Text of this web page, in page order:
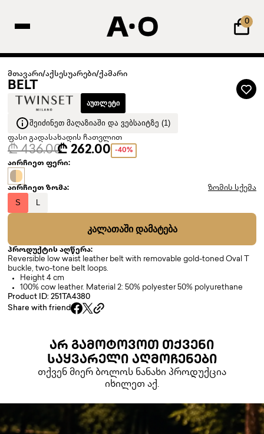
0
მთავარი/აქსესუარები/ქამარი
BELT
ᲐᲣᲗᲚᲔᲢᲘ
ᲨᲔᲘᲫᲘᲜᲔᲗ ᲛᲐᲦᲐᲖᲘᲐᲨᲘ ᲓᲐ ᲕᲔᲑᲡᲐᲘᲢᲖᲔ (1)
ფასი გადასახადის ჩათვლით
₾ 436.00₾ 262.00 -40%
აირჩიეთ ფერი:
აირჩიეთ ზომა: ზომის სქემა
S L
ᲙᲐᲚᲐᲗᲐᲨᲘ ᲓᲐᲛᲐᲢᲔᲑᲐ
პროდუქტის აღწერა:
Reversible low waist leather belt with removable gold-toned Oval T
buckle, two-tone belt loops.
Height 4 cm
100% cow leather. Material 2: 50% polyester 50% polyurethane
Product ID: 251TA4380
Share with friend
ᲐᲠ ᲒᲐᲛᲝᲢᲝᲕᲝᲗ ᲗᲥᲕᲔᲜᲘ
ᲡᲐᲧᲕᲐᲠᲔᲚᲘ ᲐᲦᲛᲝᲩᲔᲜᲔᲑᲘ
თქვენ მიერ ბოლოს ნანახი პროდუქცია
იხილეთ აქ.